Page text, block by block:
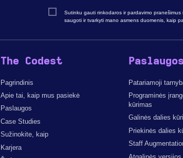
Sutinku gauti rinkodaros ir pardavimo
saugoti ir tvarkyti mano asmens duomenis, kaip
The Codest
Pagrindinis
Apie tai, kaip mus pasiekė
Paslaugos
Case Studies
Sužinokite, kaip
Karjera
Paslaugos
Patariamoji
Programinės
kūrimas
Galinės dalies
Priekinės dalies
Staff